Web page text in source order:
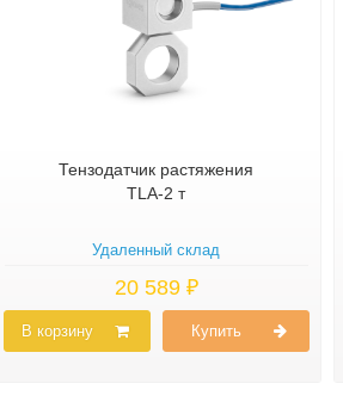
Тензодатчик растяжения
TLA-2 т
Удаленный склад
20 589 ₽
В корзину Купить